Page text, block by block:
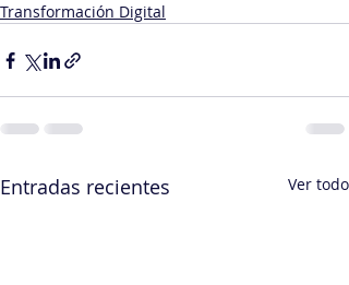
Transformación Digital
Entradas recientes Ver todo